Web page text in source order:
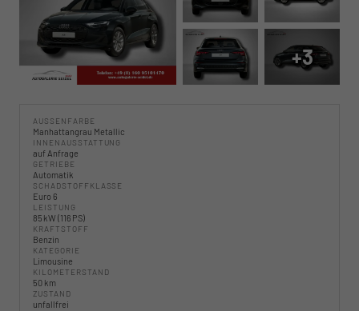
+3
AUSSENFARBE
Manhattangrau Metallic
INNENAUSSTATTUNG
auf Anfrage
GETRIEBE
Automatik
SCHADSTOFFKLASSE
Euro 6
LEISTUNG
85 kW (116 PS)
KRAFTSTOFF
Benzin
KATEGORIE
Limousine
KILOMETERSTAND
50 km
ZUSTAND
unfallfrei